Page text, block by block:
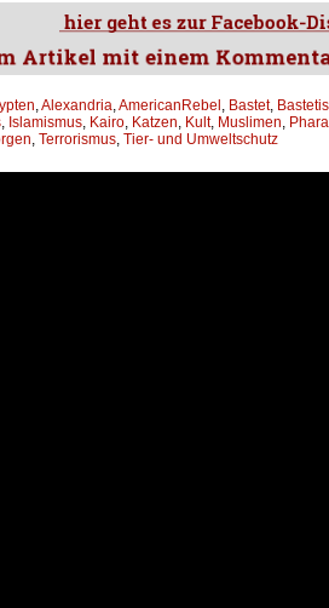
,Alexandria,AmericanRebel , Bastet,
, Islamismus, Kairo, Katzen, Kult, Muslimen,
, Terrorismus, Tier- und Umweltschutz